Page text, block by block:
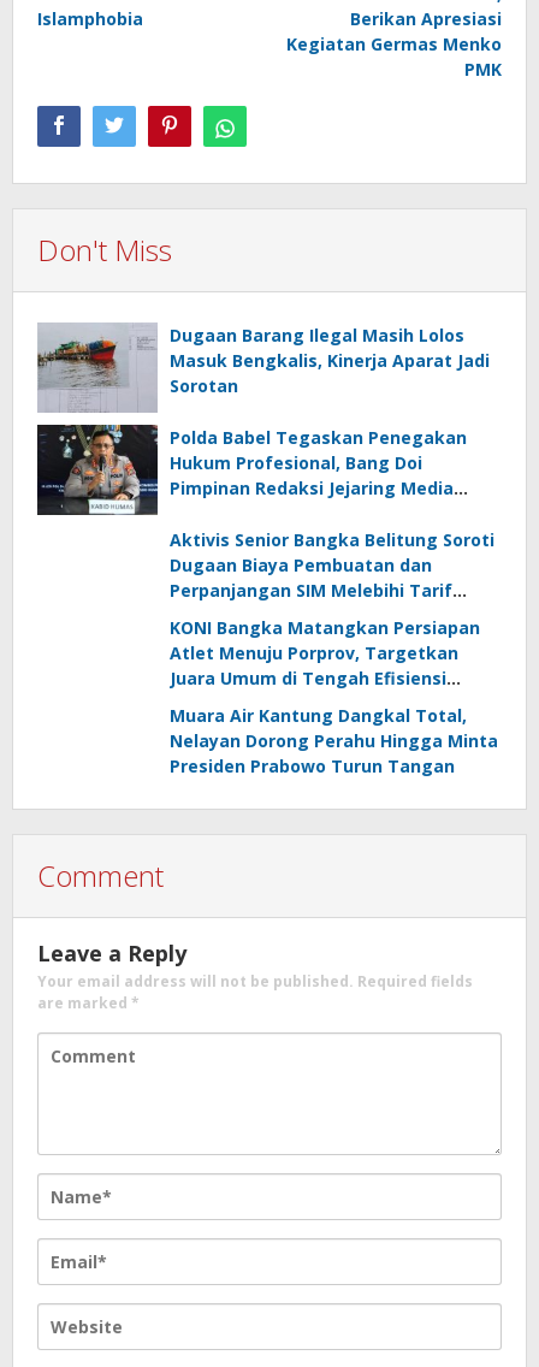
Islamphobia
Berikan Apresiasi
Kegiatan Germas Menko
PMK
Don't Miss
Dugaan Barang Ilegal Masih Lolos
Masuk Bengkalis, Kinerja Aparat Jadi
Sorotan
Polda Babel Tegaskan Penegakan
Hukum Profesional, Bang Doi
Pimpinan Redaksi Jejaring Media
Panggilan
Aktivis Senior Bangka Belitung Soroti
Dugaan Biaya Pembuatan dan
Perpanjangan SIM Melebihi Tarif
Resmi, Kapolres Bangka Beri
Tanggapan
KONI Bangka Matangkan Persiapan
Atlet Menuju Porprov, Targetkan
Juara Umum di Tengah Efisiensi
Anggaran
Muara Air Kantung Dangkal Total,
Nelayan Dorong Perahu Hingga Minta
Presiden Prabowo Turun Tangan
Comment
Leave a Reply
Your email address will not be published. Required fields
are marked *